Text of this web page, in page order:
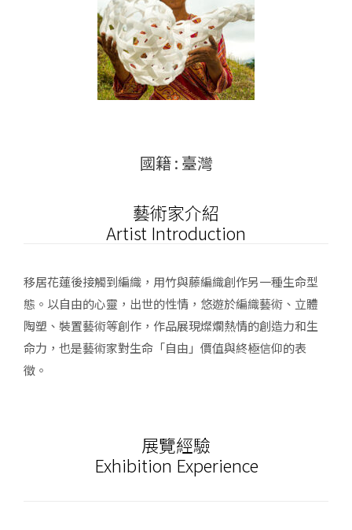
國籍 : 臺灣
藝術家介紹
Artist Introduction
移居花蓮後接觸到編織，用竹與藤編織創作另一種生命型
態。以自由的心靈，出世的性情，悠遊於編織藝術、立體
陶塑、裝置藝術等創作，作品展現燦爛熱情的創造力和生
命力，也是藝術家對生命「自由」價值與終極信仰的表
徵。
展覽經驗
Exhibition Experience